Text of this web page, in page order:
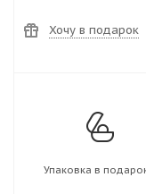
Хочу в подарок
Упаковка в